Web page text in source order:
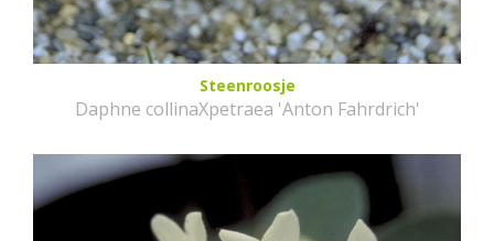
Steenroosje
Daphne collinaXpetraea 'Anton Fahrdrich'